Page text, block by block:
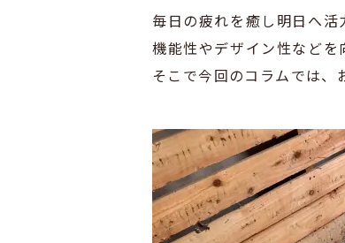
毎日の疲れを癒し明日へ活
機能性やデザイン性などを
そこで今回のコラムでは、